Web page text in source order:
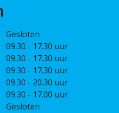
Gesloten
09.30 - 17.30 uur
09.30 - 17.30 uur
09.30 - 17.30 uur
09.30 - 20.30 uur
09.30 - 17.00 uur
Gesloten